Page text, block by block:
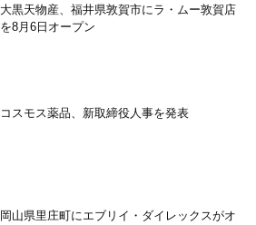
大黒天物産、福井県敦賀市にラ・ムー敦賀店
を8月6日オープン
コスモス薬品、新取締役人事を発表
岡山県里庄町にエブリイ・ダイレックスがオ